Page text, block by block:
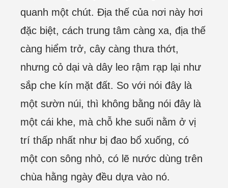
quanh một chút. Địa thế của nơi này hơi
đặc biệt, cách trung tâm càng xa, địa thế
càng hiểm trở, cây càng thưa thớt,
nhưng cỏ dại và dây leo rậm rạp lại như
sắp che kín mặt đất. So với nói đây là
một sườn núi, thì không bằng nói đây là
một cái khe, mà chỗ khe suối nằm ở vị
trí thấp nhất như bị đao bổ xuống, có
một con sông nhỏ, có lẽ nước dùng trên
chùa hằng ngày đều dựa vào nó.